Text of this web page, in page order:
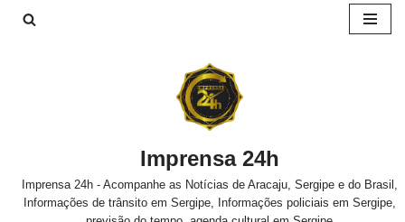
Imprensa 24h
Imprensa 24h - Acompanhe as Notícias de Aracaju, Sergipe e do Brasil,
Informações de trânsito em Sergipe, Informações policiais em Sergipe,